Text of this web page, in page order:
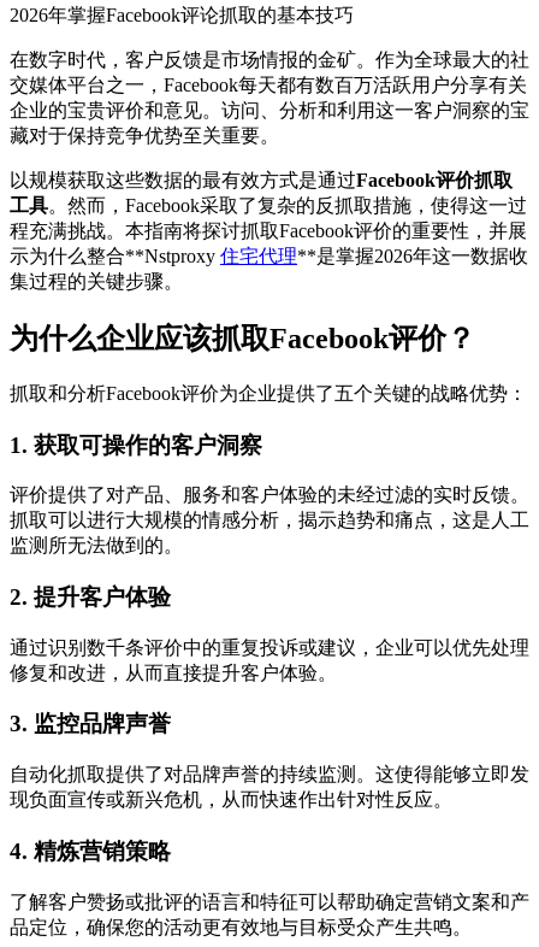
2026年掌握Facebook评论抓取的基本技巧
在数字时代，客户反馈是市场情报的金矿。作为全球最大的社
交媒体平台之一，Facebook每天都有数百万活跃用户分享有关
企业的宝贵评价和意见。访问、分析和利用这一客户洞察的宝
藏对于保持竞争优势至关重要。
以规模获取这些数据的最有效方式是通过Facebook评价抓取
工具。然而，Facebook采取了复杂的反抓取措施，使得这一过
程充满挑战。本指南将探讨抓取Facebook评价的重要性，并展
示为什么整合**Nstproxy 住宅代理**是掌握2026年这一数据收
集过程的关键步骤。
为什么企业应该抓取Facebook评价？
抓取和分析Facebook评价为企业提供了五个关键的战略优势：
1. 获取可操作的客户洞察
评价提供了对产品、服务和客户体验的未经过滤的实时反馈。
抓取可以进行大规模的情感分析，揭示趋势和痛点，这是人工
监测所无法做到的。
2. 提升客户体验
通过识别数千条评价中的重复投诉或建议，企业可以优先处理
修复和改进，从而直接提升客户体验。
3. 监控品牌声誉
自动化抓取提供了对品牌声誉的持续监测。这使得能够立即发
现负面宣传或新兴危机，从而快速作出针对性反应。
4. 精炼营销策略
了解客户赞扬或批评的语言和特征可以帮助确定营销文案和产
品定位，确保您的活动更有效地与目标受众产生共鸣。